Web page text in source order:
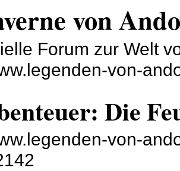
von
Forum zur Welt
von-
Die
von-